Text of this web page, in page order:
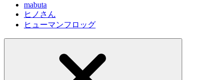
mabuta
ヒノさん
ヒューマンフロッグ